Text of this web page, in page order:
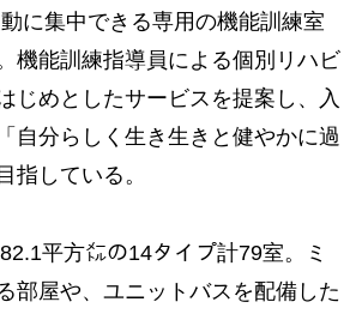
に集中できる専用の機能訓練室
機能訓練指導員による個別リハビ
じめとしたサービスを提案し、入
自分らしく生き生きと健やかに過
指している。
平方㍍の14タイプ計79室。ミ
部屋や、ユニットバスを配備した